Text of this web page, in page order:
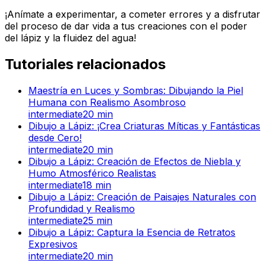
¡Anímate a experimentar, a cometer errores y a disfrutar
del proceso de dar vida a tus creaciones con el poder
del lápiz y la fluidez del agua!
Tutoriales relacionados
Maestría en Luces y Sombras: Dibujando la Piel
Humana con Realismo Asombroso
intermediate20 min
Dibujo a Lápiz: ¡Crea Criaturas Míticas y Fantásticas
desde Cero!
intermediate20 min
Dibujo a Lápiz: Creación de Efectos de Niebla y
Humo Atmosférico Realistas
intermediate18 min
Dibujo a Lápiz: Creación de Paisajes Naturales con
Profundidad y Realismo
intermediate25 min
Dibujo a Lápiz: Captura la Esencia de Retratos
Expresivos
intermediate20 min